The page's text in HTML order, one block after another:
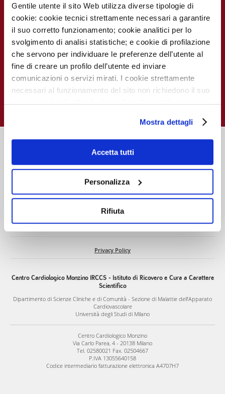
Gentile utente il sito Web utilizza diverse tipologie di
cookie: cookie tecnici strettamente necessari a garantire
il suo corretto funzionamento; cookie analitici per lo
svolgimento di analisi statistiche; e cookie di profilazione
che servono per individuare le preferenze dell’utente al
fine di creare un profilo dell’utente ed inviare
comunicazioni o servizi mirati. I cookie strettamente
necessari al funzionamento del sito non richiedono il suo
consenso, per le altre tipologie di cookie potrà esprimere
Qualora non volesse esprimere preferenze può chiudere
il banner cliccando sul tasto x; in tal caso potranno
essere utilizzati solo i cookie strettamente necessari al
funzionamento del sito. Per “Maggiori Informazioni” la
Mostra dettagli
Accetta tutti
Personalizza
Rifiuta
FOR RESEARCHERS
You care better where you do Research
Contact
Privacy Policy
Centro Cardiologico Monzino IRCCS - Istituto di Ricovero e Cura a Carattere
Scientifico
Dipartimento di Scienze Cliniche e di Comunità - Sezione di Malattie dell’Apparato
Cardiovascolare
Università degli Studi di Milano
Centro Cardiologico Monzino
Via Carlo Parea, 4 - 20138 Milano
Tel. 02580021 Fax. 02504667
P.IVA 13055640158
Codice intermediario fatturazione elettronica A4707H7